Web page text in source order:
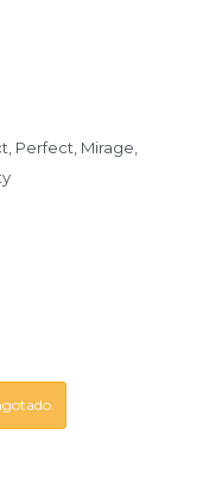
Perfect, Mirage,